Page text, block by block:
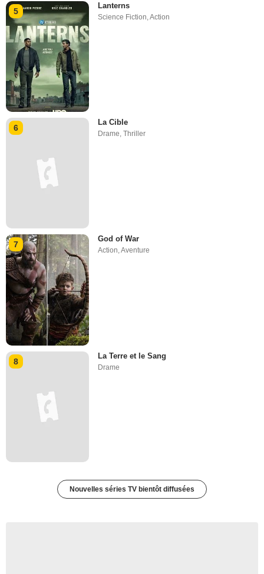
5
Lanterns
Science Fiction ,Action
6
La Cible
Drame,Thriller
7
God of War
Action,Aventure
8
La Terre et le Sang
Drame
Nouvelles séries TV bientôt diffusées